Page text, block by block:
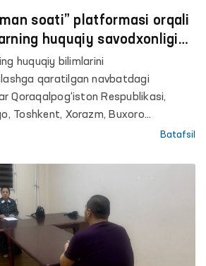
soati” platformasi orqali
huquqiy savodxonligi
huquqiy bilimlarini
qaratilgan navbatdagi
Qoraqalpog‘iston Respublikasi,
Toshkent, Xorazm, Buxoro
Toshkent shahridagi umumta’lim
mintaqaviy vakillari tomonidan
800 nafardan ortiq o‘quvchi
Batafsil